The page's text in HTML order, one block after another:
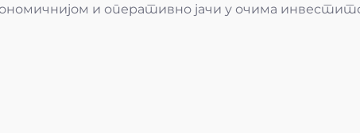
и оперативно јачи у очима